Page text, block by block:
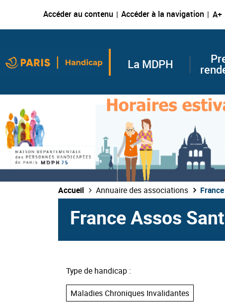
Accéder au contenu Accéder à la navigation A+
La MDPH
Accueil Annuaire des associations
France Assos
Type de handicap :
Maladies Chroniques Invalidantes